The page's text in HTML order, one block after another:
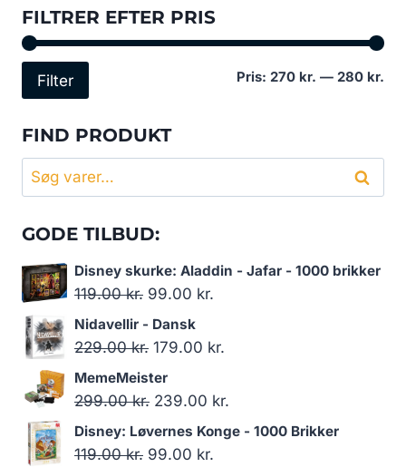
FILTRER EFTER PRIS
Filter Pris: 270 kr. — 280 kr.
FIND PRODUKT
Søg
efter:
Søg
GODE TILBUD:
Disney skurke: Aladdin - Jafar - 1000 brikker
119.00kr. Den
oprindelige
pris
119.00 kr..
99.00 kr.
pris
99.00 kr..
Nidavellir - Dansk
229.00kr. Den
oprindelige
pris
229.00 kr..
179.00 kr.
pris
179.00 kr..
MemeMeister
299.00kr. Den
oprindelige
pris
239.00 kr.
aktuelle
Disney: Løvernes Konge - 1000 Brikker
119.00kr. Den
99.00 kr.